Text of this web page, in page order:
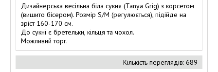
Дизайнерська весільна біла сукня (Tanya Grig) з корсетом
(вишито бісером). Розмір S/M (регулюється), підійде на
зріст 160-170 см.
До сукні є бретельки, кільця та чохол.
Можливий торг.
Кількість переглядів: 689